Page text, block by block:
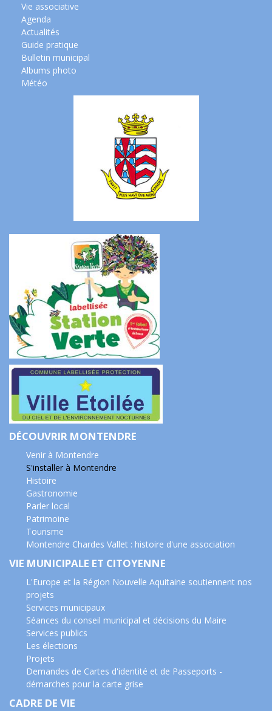
Vie associative
Agenda
Actualités
Guide pratique
Bulletin municipal
Albums photo
Météo
DÉCOUVRIR MONTENDRE
Venir à Montendre
S'installer à Montendre
Histoire
Gastronomie
Parler local
Patrimoine
Tourisme
Montendre Chardes Vallet : histoire d'une association
VIE MUNICIPALE ET CITOYENNE
L'Europe et la Région Nouvelle Aquitaine soutiennent nos
projets
Services municipaux
Séances du conseil municipal et décisions du Maire
Services publics
Les élections
Projets
Demandes de Cartes d'identité et de Passeports -
démarches pour la carte grise
CADRE DE VIE